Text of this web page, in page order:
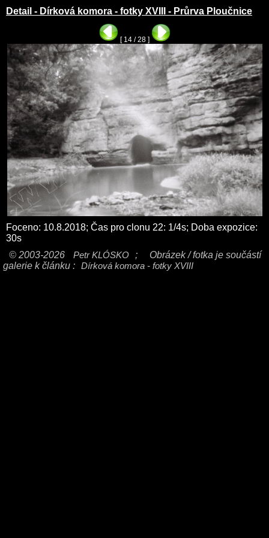
Detail - Dírková komora - fotky XVIII - Průrva Ploučnice
[ 14 / 28 ]
Foceno: 10.8.2018; Čas pro clonu 22: 1/4s; Doba expozice:
30s
© 2003-2026
Petr KLÓSKO ;
Obrázek / fotka je součástí
galerie k článku : Dírková komora - fotky XVIII